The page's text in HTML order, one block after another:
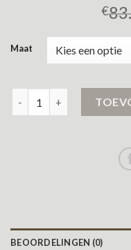
€
Maat
BEOORDELINGEN (0)